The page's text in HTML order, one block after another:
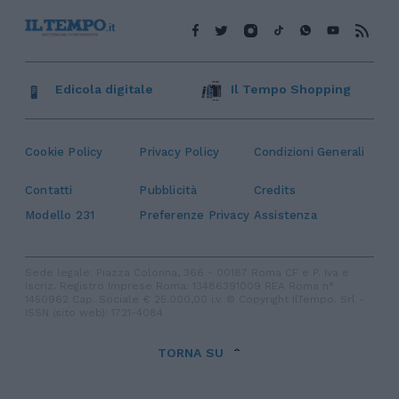
Cookie Policy Privacy Policy Condizioni Generali
Contatti Pubblicità
Credits
Modello 231
Preferenze Privacy Assistenza
Edicola digitale Il Tempo Shopping
TORNA SU